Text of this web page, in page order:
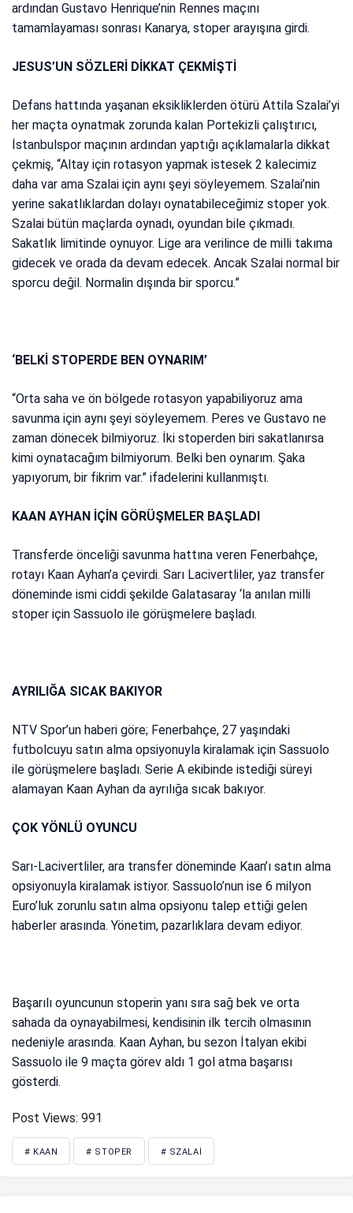
ardından Gustavo Henrique’nin Rennes maçını
tamamlayaması sonrası Kanarya, stoper arayışına girdi.
JESUS’UN SÖZLERİ DİKKAT ÇEKMİŞTİ
Defans hattında yaşanan eksikliklerden ötürü Attila Szalai’yi
her maçta oynatmak zorunda kalan Portekizli çalıştırıcı,
İstanbulspor maçının ardından yaptığı açıklamalarla dikkat
çekmiş, “Altay için rotasyon yapmak istesek 2 kalecimiz
daha var ama Szalai için aynı şeyi söyleyemem. Szalai’nin
yerine sakatlıklardan dolayı oynatabileceğimiz stoper yok.
Szalai bütün maçlarda oynadı, oyundan bile çıkmadı.
Sakatlık limitinde oynuyor. Lige ara verilince de milli takıma
gidecek ve orada da devam edecek. Ancak Szalai normal bir
sporcu değil. Normalin dışında bir sporcu.”
‘BELKİ STOPERDE BEN OYNARIM’
“Orta saha ve ön bölgede rotasyon yapabiliyoruz ama
savunma için aynı şeyi söyleyemem. Peres ve Gustavo ne
zaman dönecek bilmiyoruz. İki stoperden biri sakatlanırsa
kimi oynatacağım bilmiyorum. Belki ben oynarım. Şaka
yapıyorum, bir fikrim var.” ifadelerini kullanmıştı.
KAAN AYHAN İÇİN GÖRÜŞMELER BAŞLADI
Transferde önceliği savunma hattına veren Fenerbahçe,
rotayı Kaan Ayhan’a çevirdi. Sarı Lacivertliler, yaz transfer
döneminde ismi ciddi şekilde Galatasaray ‘la anılan milli
stoper için Sassuolo ile görüşmelere başladı.
AYRILIĞA SICAK BAKIYOR
NTV Spor’un haberi göre; Fenerbahçe, 27 yaşındaki
futbolcuyu satın alma opsiyonuyla kiralamak için Sassuolo
ile görüşmelere başladı. Serie A ekibinde istediği süreyi
alamayan Kaan Ayhan da ayrılığa sıcak bakıyor.
ÇOK YÖNLÜ OYUNCU
Sarı-Lacivertliler, ara transfer döneminde Kaan’ı satın alma
opsiyonuyla kiralamak istiyor. Sassuolo’nun ise 6 milyon
Euro’luk zorunlu satın alma opsiyonu talep ettiği gelen
haberler arasında. Yönetim, pazarlıklara devam ediyor.
Başarılı oyuncunun stoperin yanı sıra sağ bek ve orta
sahada da oynayabilmesi, kendisinin ilk tercih olmasının
nedeniyle arasında. Kaan Ayhan, bu sezon İtalyan ekibi
Sassuolo ile 9 maçta görev aldı 1 gol atma başarısı
gösterdi.
Post Views: 991
# KAAN # STOPER # SZALAI